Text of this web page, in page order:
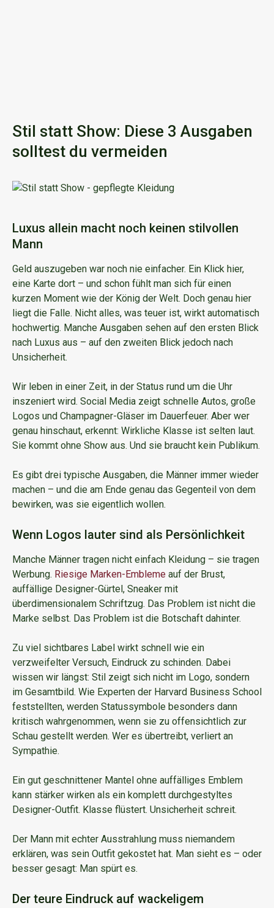
Stil statt Show: Diese 3 Ausgaben
solltest du vermeiden
Luxus allein macht noch keinen stilvollen
Mann
Geld auszugeben war noch nie einfacher. Ein Klick hier,
eine Karte dort – und schon fühlt man sich für einen
kurzen Moment wie der König der Welt. Doch genau hier
liegt die Falle. Nicht alles, was teuer ist, wirkt automatisch
hochwertig. Manche Ausgaben sehen auf den ersten Blick
nach Luxus aus – auf den zweiten Blick jedoch nach
Unsicherheit.
Wir leben in einer Zeit, in der Status rund um die Uhr
inszeniert wird. Social Media zeigt schnelle Autos, große
Logos und Champagner-Gläser im Dauerfeuer. Aber wer
genau hinschaut, erkennt: Wirkliche Klasse ist selten laut.
Sie kommt ohne Show aus. Und sie braucht kein Publikum.
Es gibt drei typische Ausgaben, die Männer immer wieder
machen – und die am Ende genau das Gegenteil von dem
bewirken, was sie eigentlich wollen.
Wenn Logos lauter sind als Persönlichkeit
Manche Männer tragen nicht einfach Kleidung – sie tragen
Werbung. Riesige Marken-Embleme auf der Brust,
auffällige Designer-Gürtel, Sneaker mit
überdimensionalem Schriftzug. Das Problem ist nicht die
Marke selbst. Das Problem ist die Botschaft dahinter.
Zu viel sichtbares Label wirkt schnell wie ein
verzweifelter Versuch, Eindruck zu schinden. Dabei
wissen wir längst: Stil zeigt sich nicht im Logo, sondern
im Gesamtbild. Wie Experten der Harvard Business School
feststellten, werden Statussymbole besonders dann
kritisch wahrgenommen, wenn sie zu offensichtlich zur
Schau gestellt werden. Wer es übertreibt, verliert an
Sympathie.
Ein gut geschnittener Mantel ohne auffälliges Emblem
kann stärker wirken als ein komplett durchgestyltes
Designer-Outfit. Klasse flüstert. Unsicherheit schreit.
Der Mann mit echter Ausstrahlung muss niemandem
erklären, was sein Outfit gekostet hat. Man sieht es – oder
besser gesagt: Man spürt es.
Der teure Eindruck auf wackeligem